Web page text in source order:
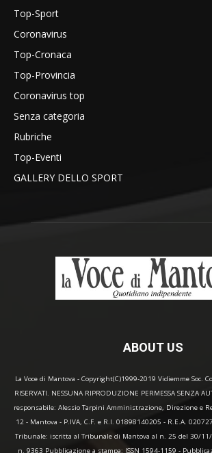
Top-Sport
Coronavirus
Top-Cronaca
Top-Provincia
Coronavirus top
Senza categoria
Rubriche
Top-Eventi
GALLERY DELLO SPORT
ABOUT US
La Voce di Mantova - Copyright(C)1999-2019 Vidiemme Soc.
RISERVATI. NESSUNA RIPRODUZIONE PERMESSA SENZA
responsabile: Alessio Tarpini Amministrazione, Direzione e
12 - Mantova - P.IVA, C.F. e R.I. 01898140205 - R.E.A.
Tribunale: iscritta al Tribunale di Mantova al n. 25 del 30/
n. 9363 Pubblicazione a stampa: ISSN 1594-1159 -